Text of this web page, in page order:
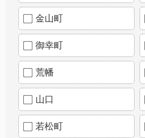
金山町
御幸町
荒幡
山口
若松町